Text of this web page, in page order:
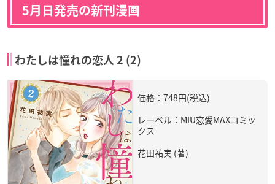
5月日発売の新刊漫画
わたしは憧れの恋人 2 (2)
価格：748円(税込)
レーベル：MIU恋愛MAXコミッ
クス
花田祐実 (著)